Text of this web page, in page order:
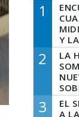
1
Y
2
LA
3
EL
A